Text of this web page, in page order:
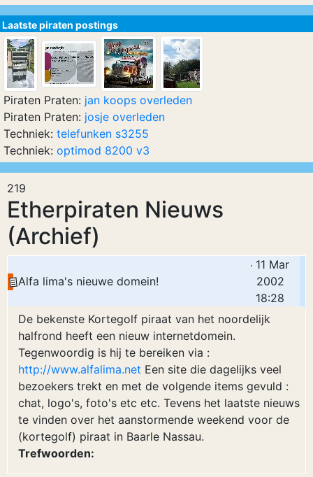
219
Etherpiraten Nieuws
(Archief)
Alfa lima's nieuwe domein!
11 Mar
2002
18:28
De bekenste Kortegolf piraat van het noordelijk
halfrond heeft een nieuw internetdomein.
Tegenwoordig is hij te bereiken via :
http://www.alfalima.net Een site die dagelijks veel
bezoekers trekt en met de volgende items gevuld :
chat, logo's, foto's etc etc. Tevens het laatste nieuws
te vinden over het aanstormende weekend voor de
(kortegolf) piraat in Baarle Nassau.
Trefwoorden:
Laatste piraten postings
Piraten Praten: jan koops overleden
Piraten Praten: josje overleden
Techniek: telefunken s3255
Techniek: optimod 8200 v3